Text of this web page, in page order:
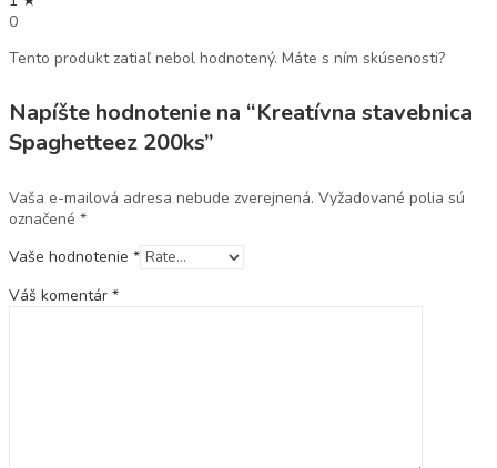
0
Tento produkt zatiaľ nebol hodnotený. Máte s ním skúsenosti?
Napíšte hodnotenie na “Kreatívna stavebnica
Spaghetteez 200ks”
Vaša e-mailová adresa nebude zverejnená. Vyžadované polia sú
označené *
Vaše hodnotenie *
Váš komentár *